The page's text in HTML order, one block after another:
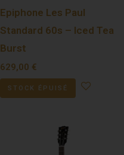
Epiphone Les Paul
Standard 60s – Iced Tea
Burst
629,00 €
STOCK ÉPUISÉ